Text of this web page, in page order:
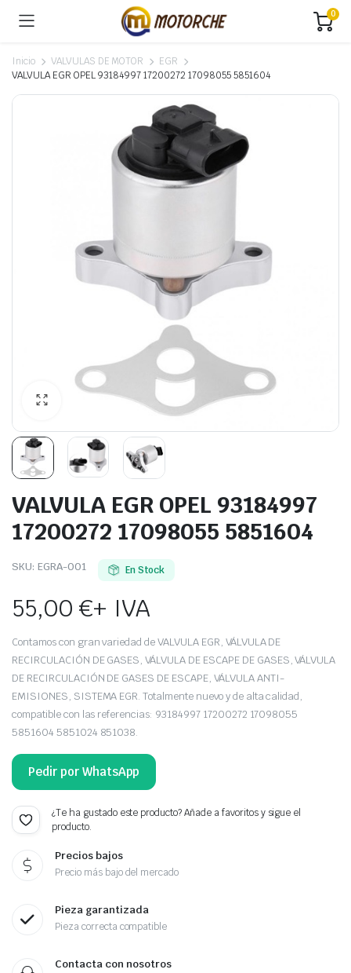
0
Inicio VALVULAS DE MOTOR
EGR
VALVULA EGR OPEL 93184997 17200272 17098055 5851604
VALVULA EGR OPEL 93184997
17200272 17098055 5851604
SKU: EGRA-001 En Stock
55,00€+ IVA
Contamos con gran variedad de VALVULA EGR, VÁLVULA DE
RECIRCULACIÓN DE GASES, VÁLVULA DE ESCAPE DE GASES, VÁLVULA
DE RECIRCULACIÓN DE GASES DE ESCAPE, VÁLVULA ANTI-
EMISIONES, SISTEMA EGR. Totalmente nuevo y de alta calidad,
compatible con las referencias: 93184997 17200272 17098055
5851604 5851024 851038.
Pedir por WhatsApp
¿Te ha gustado este producto? Añade a favoritos y sigue el
producto.
Precios bajos
Precio más bajo del mercado
Pieza garantizada
Pieza correcta compatible
Contacta con nosotros